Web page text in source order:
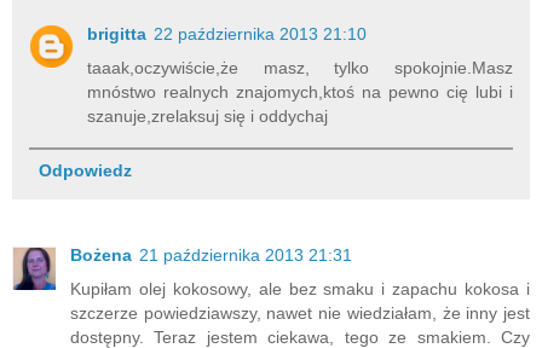
brigitta 22 października 2013 21:10
taaak,oczywiście,że masz, tylko spokojnie.Masz
mnóstwo realnych znajomych,ktoś na pewno cię lubi i
szanuje,zrelaksuj się i oddychaj
Odpowiedz
Bożena 21 października 2013 21:31
Kupiłam olej kokosowy, ale bez smaku i zapachu kokosa i
szczerze powiedziawszy, nawet nie wiedziałam, że inny jest
dostępny. Teraz jestem ciekawa, tego ze smakiem. Czy